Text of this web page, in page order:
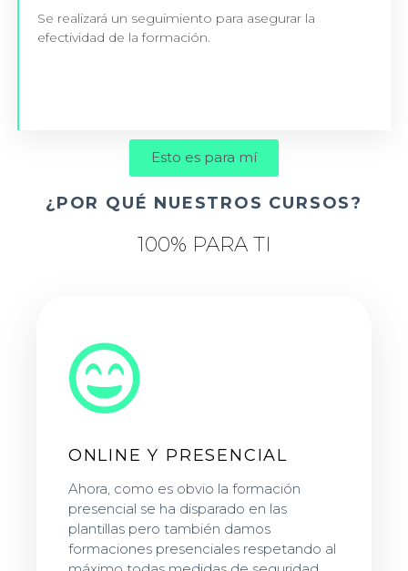
Se realizará un seguimiento para asegurar la
efectividad de la formación.
+INFO
Esto es para mí
¿POR QUÉ NUESTROS CURSOS?
100% PARA TI
ONLINE Y PRESENCIAL
Ahora, como es obvio la formación
presencial se ha disparado en las
plantillas pero también damos
formaciones presenciales respetando al